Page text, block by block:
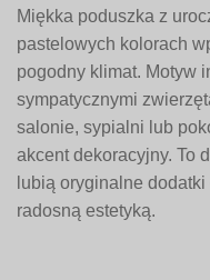
Miękka poduszka z
pastelowych kolorach
pogodny klimat. Motyw
sympatycznymi
salonie, sypialni lub
akcent dekoracyjny. To
lubią oryginalne
radosną estetyką.